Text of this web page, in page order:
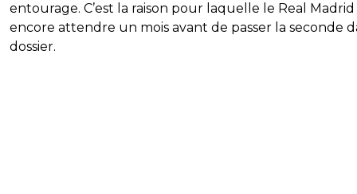
entourage. C’est la raison pour laquelle le Real Madrid
encore attendre un mois avant de passer la seconde
dossier.